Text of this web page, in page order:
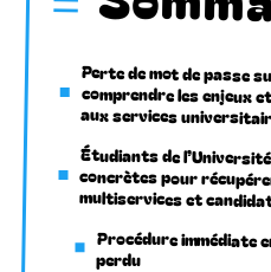
Perte de mot de passe
comprendre les enjeux et
aux services
Étudiants de
concrètes pour
multiservices et
Procédure immédiate
perdu